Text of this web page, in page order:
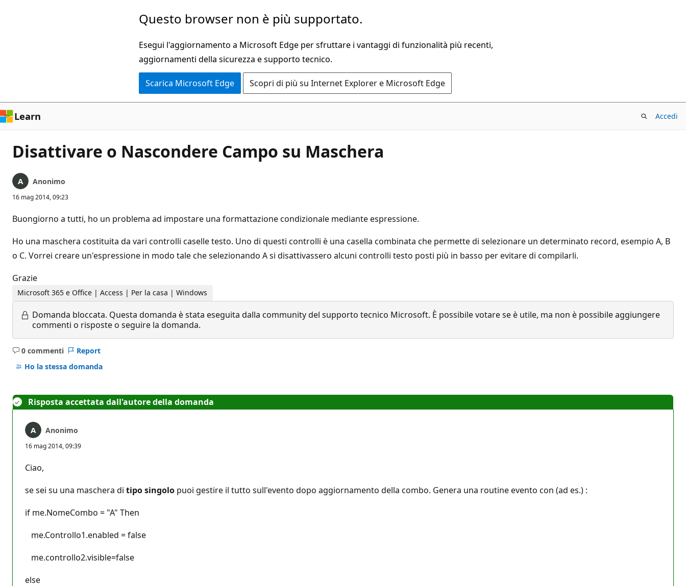
Questo browser non è più supportato.
Esegui l'aggiornamento a Microsoft Edge per sfruttare i vantaggi di funzionalità più recenti,
aggiornamenti della sicurezza e supporto tecnico.
Scarica Microsoft Edge Scopri di più su Internet Explorer e Microsoft Edge
Learn Accedi
Disattivare o Nascondere Campo su Maschera
Anonimo
16 mag 2014, 09:23
Buongiorno a tutti, ho un problema ad impostare una formattazione condizionale mediante espressione.
Ho una maschera costituita da vari controlli caselle testo. Uno di questi controlli è una casella combinata che permette di selezionare un determinato record, esempio A, B
o C. Vorrei creare un'espressione in modo tale che selezionando A si disattivassero alcuni controlli testo posti più in basso per evitare di compilarli.
Grazie
Microsoft 365 e Office | Access | Per la casa | Windows
Domanda bloccata. Questa domanda è stata eseguita dalla community del supporto tecnico Microsoft. È possibile votare se è utile, ma non è possibile aggiungere
commenti o risposte o seguire la domanda.
0 commenti
Nessun
commento
Report
Ho la stessa domanda
Risposta accettata dall'autore della domanda
Anonimo
16 mag 2014, 09:39
Ciao,
se sei su una maschera di tipo singolo puoi gestire il tutto sull'evento dopo aggiornamento della combo. Genera una routine evento con (ad es.) :
if me.NomeCombo = "A" Then
me.Controllo1.enabled = false
me.controllo2.visible=false
else